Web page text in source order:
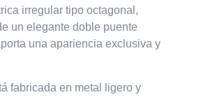
irregular tipo octagonal ,
un elegante doble puente
una apariencia exclusiva y
fabricada en metal ligero y